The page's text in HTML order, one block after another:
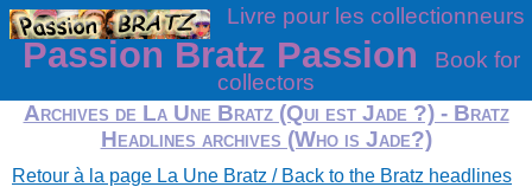
Livre pour les collectionneurs
Passion Bratz Passion
Book for
collectors
Archives de La Une Bratz (Qui est Jade ?) - Bratz
Headlines archives (Who is Jade?)
Retour à la page La Une Bratz / Back to the Bratz headlines